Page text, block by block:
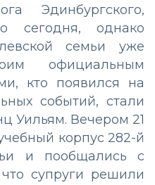
Эдинбургского,
сегодня, однако
семьи уже
официальным
кто появился на
событий, стали
Уильям. Вечером 21
корпус 282-й
и пообщались с
супруги решили